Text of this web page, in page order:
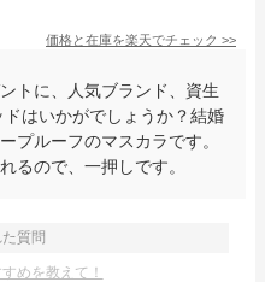
価格と在庫を楽天でチェック >>
トに、人気ブランド、資生
はいかがでしょうか？結婚
プルーフのマスカラです。
るので、一押しです。
質問
めを教えて！